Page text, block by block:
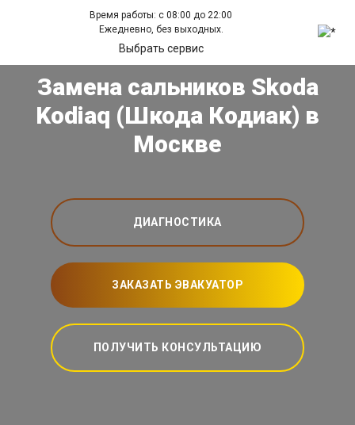
Время работы: с 08:00 до 22:00
Ежедневно, без выходных.
Выбрать сервис
Замена сальников Skoda
Kodiaq (Шкода Кодиак) в
Москве
ДИАГНОСТИКА
ЗАКАЗАТЬ ЭВАКУАТОР
ПОЛУЧИТЬ КОНСУЛЬТАЦИЮ